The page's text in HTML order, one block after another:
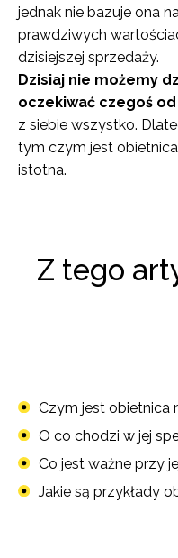
jednak nie bazuje ona
prawdziwych
dzisiejszej sprzedaży.
Dzisiaj nie możemy
oczekiwać czegoś
z siebie wszystko.
tym czym jest
istotna.
Z tego
Czym jest obietnica
O co chodzi w jej
Co jest ważne przy
Jakie są przykłady